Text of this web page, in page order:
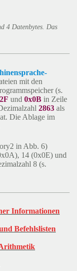
4 Datenbytes. Das
mit den
(s.
und 0x0B in Zeile
2863 als
Die Ablage im
in Abb. 6)
14 (0x0E) und
8 (s.
Informationen
Befehlslisten